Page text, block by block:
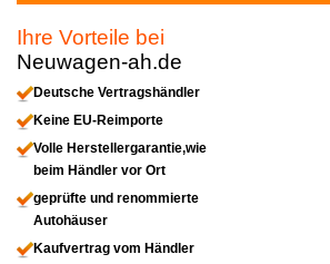
Ihre Vorteile bei
Neuwagen-ah.de
Deutsche Vertragshändler
Keine EU-Reimporte
Volle Herstellergarantie,wie
beim Händler vor Ort
geprüfte und renommierte
Autohäuser
Kaufvertrag vom Händler